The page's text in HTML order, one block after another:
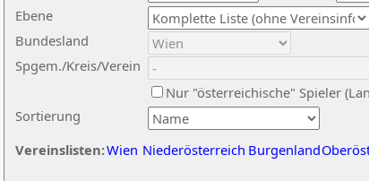
Ebene
Sortierung
Bundesland
Spgem./Kreis/Verein
Nur "österreichische" Spieler
Vereinslisten:Wien Niederösterreich Burgenland